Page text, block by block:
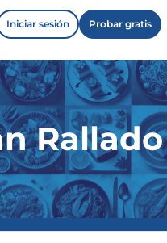
Iniciar sesión Probar gratis
Rallado